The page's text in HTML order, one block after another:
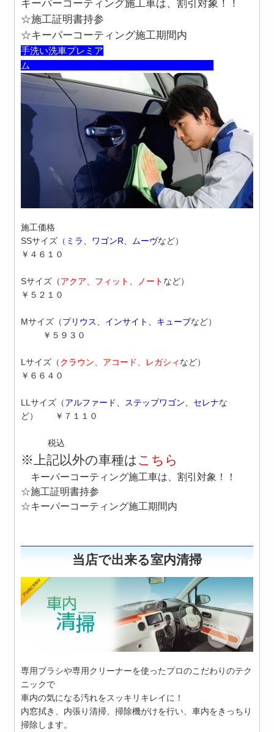
キーパーコーティング施工車は、割引対象！！
☆施工証明書持参
☆キーパーコーティング施工期間内
手洗い洗車プレミア
ム
施工価格
SSサイズ （ ミラ、ワゴンR、ムーヴなど）
￥４６１０
Sサイズ （アクア、フィット、ノート など）
￥５２１０
Mサイズ （プリウス、インサイト、キューブなど）
￥５９３０
Lサイズ （クラウン、アコード、レガシィ など）
￥６６４０
LLサイズ （アルファード、ステップワゴン、セレナな
ど）
￥７１１０
税込
※上記以外の車種は こちら
キーパーコーティング施工車は、割引対象！！
☆施工証明書持参
☆キーパーコーティング施工期間内
当店で出来る室内清掃
専用ブラシや専用クリーナーを使ったプロのこだわりのテク
ニックで
車内の気になる汚れをスッキリキレイに！
内窓拭き、内張り清掃、掃除機がけを行い、車内をきっちり
掃除します。